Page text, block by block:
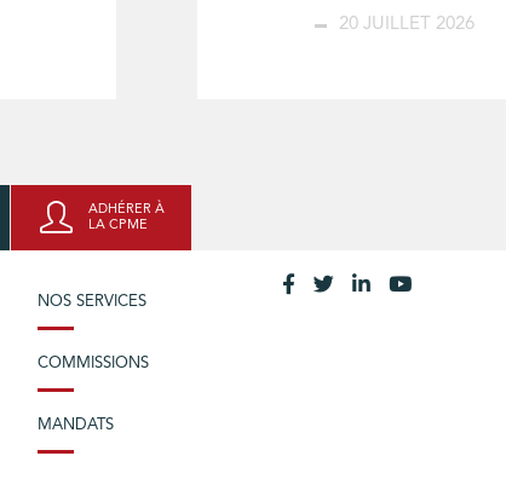
20 JUILLET 2026
ADHÉRER À
LA CPME
NOS SERVICES
COMMISSIONS
MANDATS